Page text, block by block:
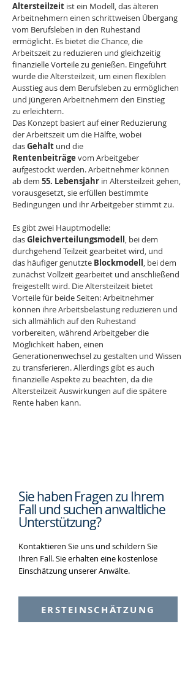
Altersteilzeit ist ein Modell, das älteren
Arbeitnehmern einen schrittweisen Übergang
vom Berufsleben in den Ruhestand
ermöglicht. Es bietet die Chance, die
Arbeitszeit zu reduzieren und gleichzeitig
finanzielle Vorteile zu genießen. Eingeführt
wurde die Altersteilzeit, um einen flexiblen
Ausstieg aus dem Berufsleben zu ermöglichen
und jüngeren Arbeitnehmern den Einstieg
zu erleichtern.
Das Konzept basiert auf einer Reduzierung
der Arbeitszeit um die Hälfte, wobei
das Gehalt und die
Rentenbeiträge vom Arbeitgeber
aufgestockt werden. Arbeitnehmer können
ab dem 55. Lebensjahr in Altersteilzeit gehen,
vorausgesetzt, sie erfüllen bestimmte
Bedingungen und ihr Arbeitgeber stimmt zu.
Es gibt zwei Hauptmodelle:
das Gleichverteilungsmodell, bei dem
durchgehend Teilzeit gearbeitet wird, und
das häufiger genutzte Blockmodell, bei dem
zunächst Vollzeit gearbeitet und anschließend
freigestellt wird. Die Altersteilzeit bietet
Vorteile für beide Seiten: Arbeitnehmer
können ihre Arbeitsbelastung reduzieren und
sich allmählich auf den Ruhestand
vorbereiten, während Arbeitgeber die
Möglichkeit haben, einen
Generationenwechsel zu gestalten und Wissen
zu transferieren. Allerdings gibt es auch
finanzielle Aspekte zu beachten, da die
Altersteilzeit Auswirkungen auf die spätere
Rente haben kann.
Sie haben Fragen zu Ihrem
Fall und suchenanwaltliche
Unterstützung?
Kontaktieren Sie uns und schildern Sie
Ihren Fall. Sie erhalten eine kostenlose
Einschätzung unserer Anwälte.
ERSTEINSCHÄTZUNG